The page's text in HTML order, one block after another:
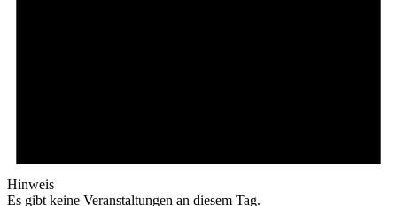
Hinweis
Es gibt keine Veranstaltungen an diesem Tag.